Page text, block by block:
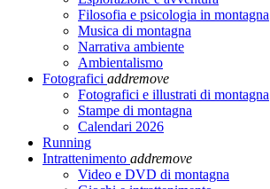
Filosofia e psicologia in montagna
Musica di montagna
Narrativa ambiente
Ambientalismo
Fotografici addremove
Fotografici e illustrati di montagna
Stampe di montagna
Calendari 2026
Running
Intrattenimento addremove
Video e DVD di montagna